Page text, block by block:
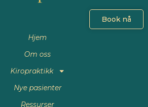
Book nå
Hjem
Om oss
Kiropraktikk
Nye pasienter
Ressurser